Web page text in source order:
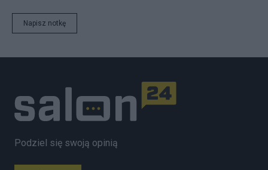
Napisz notkę
Podziel się swoją opinią